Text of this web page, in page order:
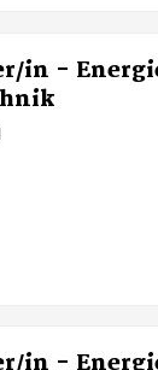
in -
in -